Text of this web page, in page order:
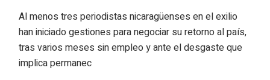
Al menos tres periodistas nicaragüenses en el exilio
han iniciado gestiones para negociar su retorno al país,
tras varios meses sin empleo y ante el desgaste que
implica permanec